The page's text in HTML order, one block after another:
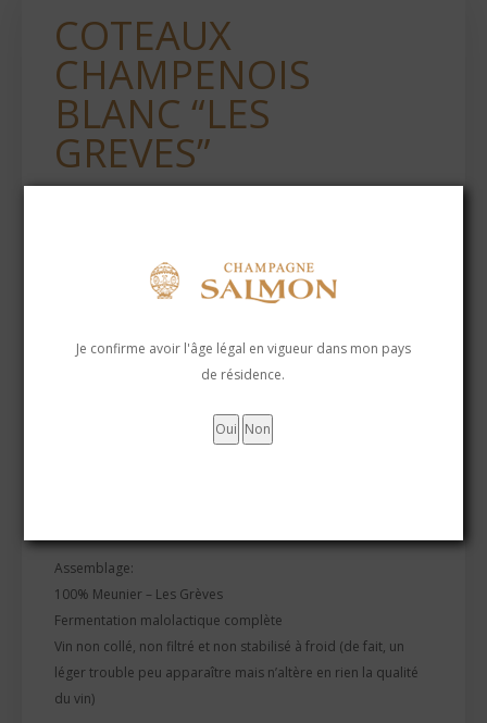
COTEAUX
CHAMPENOIS
BLANC “LES
GREVES”
Notre coteaux champenois blanc est issus du seul cépage
Meunier est un vin rare et unique en son genre. Il offre une
belle puissance aromatique.
Assemblage:
100% Meunier – Les Grèves
Fermentation malolactique complète
Vin non collé, non filtré et non stabilisé à froid (de fait, un
léger trouble peu apparaître mais n’altère en rien la qualité
du vin)
Je confirme avoir l'âge légal en vigueur dans mon pays
de résidence.